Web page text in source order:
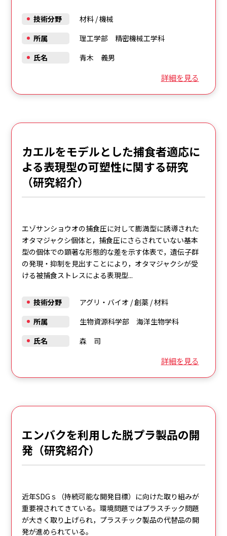
詳細を見る
技術分野 材料/機械
所属
理工学部 精密機械工学科
氏名
青木 義男
カエルをモデルとした捕食者適応に
よる表現型の可塑性に関する研究
（研究紹介）
エゾサンショウオの捕食圧に対して膨満型に誘導された
オタマジャクシ個体と，捕食圧にさらされていない基本
型の個体での顕著な形態的な差を示す体表で，遺伝子群
の発現・抑制を見出すことにより，オタマジャクシが受
ける被捕食ストレスによる表現型...
詳細を見る
技術分野 アグリ・バイオ /創薬/材料
所属
生物資源科学部 海洋生物学科
氏名
森 司
エンバクを利用した脱プラ製品の開
発（研究紹介）
近年SDGｓ（持続可能な開発目標）に向けた取り組みが
重要視されてきている。環境問題ではプラスチック問題
が大きく取り上げられ，プラスチック製品の代替品の開
発が進められている。